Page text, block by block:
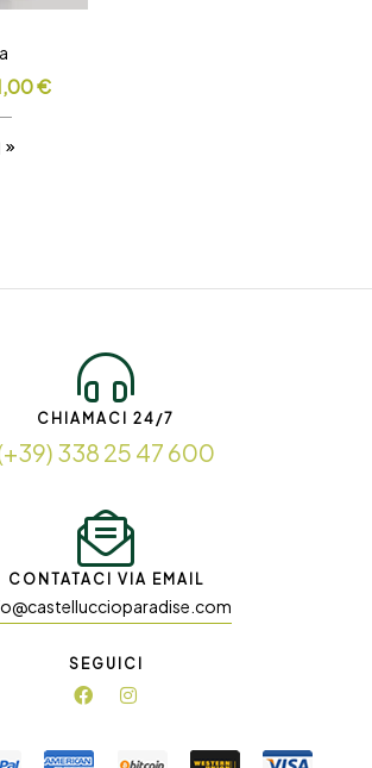
€
CHIAMACI 24/7
338 25 47 600
CONTATACI VIA EMAIL
SEGUICI